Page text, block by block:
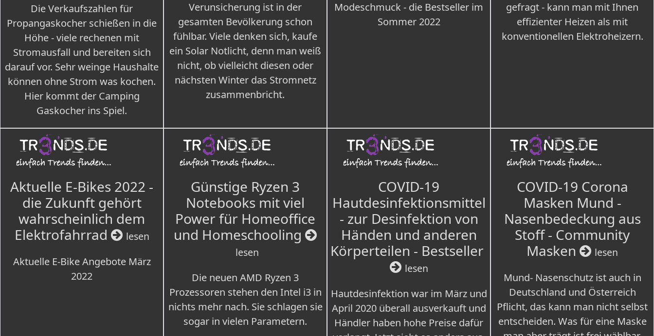
Die Verkaufszahlen für
Propangaskocher schießen in die
Höhe - viele rechenen mit
Stromausfall und bereiten sich
darauf vor. Sehr weinge Haushalte
können ohne Strom was kochen.
Hier kommt der Camping
Gaskocher ins Spiel.
Verunsicherung ist in der
gesamten Bevölkerung schon
fühlbar. Viele denken sich, kaufe
ein Solar Notlicht, denn man weiß
nicht, ob vielleicht diesen oder
nächsten Winter das Stromnetz
zusammenbricht.
Modeschmuck - die Bestseller im
Sommer 2022
gefragt - kann man mit Ihnen
effizienter Heizen als mit
konventionellen Elektroheizern.
Aktuelle E-Bikes 2022 -
die Zukunft gehört
wahrscheinlich dem
Elektrofahrrad
lesen
Aktuelle E-Bike Angebote März
2022
Günstige Ryzen 3
Notebooks mit viel
Power für Homeoffice
und Homeschooling
lesen
Die neuen AMD Ryzen 3
Prozessoren stehen den Intel i3 in
nichts mehr nach. Sie schlagen sie
sogar in vielen Parametern.
COVID-19
Hautdesinfektionsmittel
- zur Desinfektion von
Händen und anderen
Körperteilen - Bestseller
lesen
Hautdesinfektion war im März und
April 2020 überall ausverkauft und
Händler haben hohe Preise dafür
COVID-19 Corona
Masken Mund -
Nasenbedeckung aus
Stoff - Community
Masken
lesen
Mund- Nasenschutz ist auch in
Deutschland und Österreich
Pflicht, das kann man nicht selbst
entscheiden. Was für eine Maske